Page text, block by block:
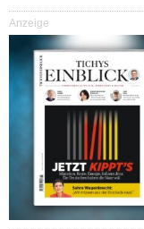
Anzeige